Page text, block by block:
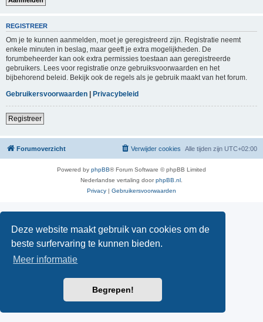
Deze website maakt gebruik van cookies om de
beste surfervaring te kunnen bieden.
Meer informatie
Begrepen!
REGISTREER
Om je te kunnen aanmelden, moet je geregistreerd zijn. Registratie neemt
enkele minuten in beslag, maar geeft je extra mogelijkheden. De
forumbeheerder kan ook extra permissies toestaan aan geregistreerde
gebruikers. Lees voor registratie onze gebruiksvoorwaarden en het
bijbehorend beleid. Bekijk ook de regels als je gebruik maakt van het forum.
Gebruikersvoorwaarden | Privacybeleid
Registreer
Forumoverzicht Alle tijden zijn UTC+02:00
Verwijder cookies
Powered by phpBB® Forum Software © phpBB Limited
Nederlandse vertaling doorphpBB.nl
Privacy | Gebruikersvoorwaarden